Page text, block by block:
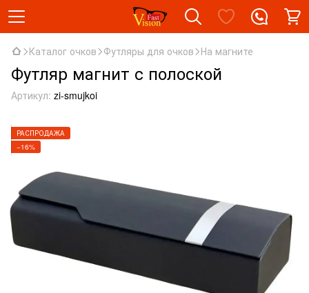
Каталог очков Футляры для очков На магните
Футляр магнит с полоской
Артикул: zi-smujkoi
РАСПРОДАЖА
−16%